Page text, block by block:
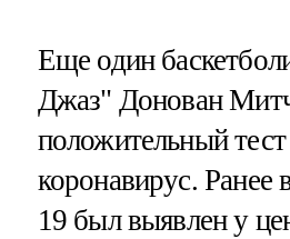
Еще один
Джаз" Донован
положительный
коронавирус.
19 был выявлен у